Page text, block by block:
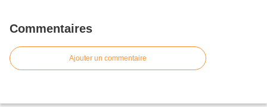
Commentaires
Ajouter un commentaire